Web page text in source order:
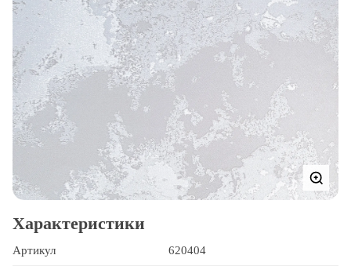
Характеристики
Артикул 620404